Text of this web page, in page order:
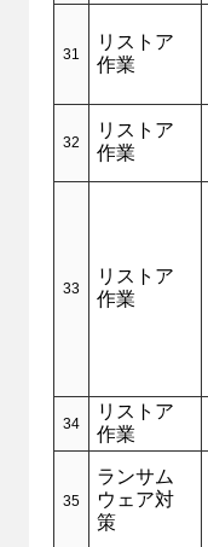
31
リストア
作業
32
リストア
作業
33
リストア
作業
34
リストア
作業
35
ランサム
ウェア対
策